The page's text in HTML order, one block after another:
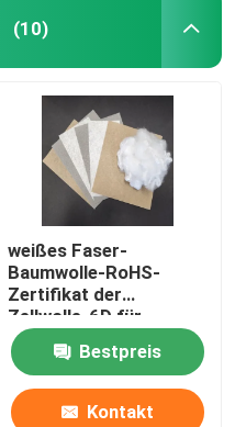
(10)
weißes Faser-
Baumwolle-RoHS-
Zertifikat der
Zellwolle-6D für
Teppich
Bestpreis
Kontakt